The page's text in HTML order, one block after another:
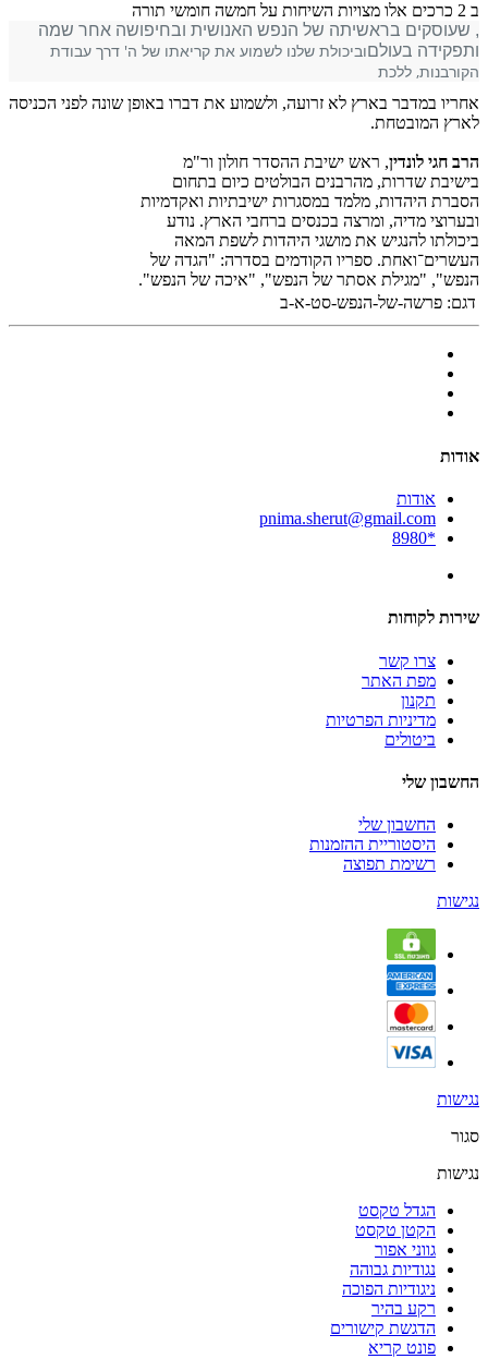
ב 2 כרכים אלו מצויות השיחות על חמשה חומשי תורה
, שעוסקים בראשיתה של הנפש האנושית ובחיפושה אחר שמה
ותפקידה בעולםוביכולת שלנו לשמוע את קריאתו של ה' דרך עבודת
הקורבנות, ללכת
אחריו במדבר בארץ לא זרועה, ולשמוע את דברו באופן שונה לפני הכניסה
לארץ המובטחת.
הרב חגי לונדין, ראש ישיבת ההסדר חולון ור"מ
בישיבת שדרות, מהרבנים הבולטים כיום בתחום
הסברת היהדות, מלמד במסגרות ישיבתיות ואקדמיות
ובערוצי מדיה, ומרצה בכנסים ברחבי הארץ. נודע
ביכולתו להנגיש את מושגי היהדות לשפת המאה
העשרים־ואחת. ספריו הקודמים בסדרה: "הגדה של
הנפש", "מגילת אסתר של הנפש", "איכה של הנפש".
דגם: פרשה-של-הנפש-סט-א-ב
אודות
אודות
pnima.sherut@gmail.com
*8980
שירות לקוחות
צרו קשר
מפת האתר
תקנון
מדיניות הפרטיות
ביטולים
החשבון שלי
החשבון שלי
היסטוריית ההזמנות
רשימת תפוצה
נגישות
נגישות
סגור
נגישות
הגדל טקסט
הקטן טקסט
גווני אפור
נגודיות גבוהה
ניגודיות הפוכה
רקע בהיר
הדגשת קישורים
פונט קריא